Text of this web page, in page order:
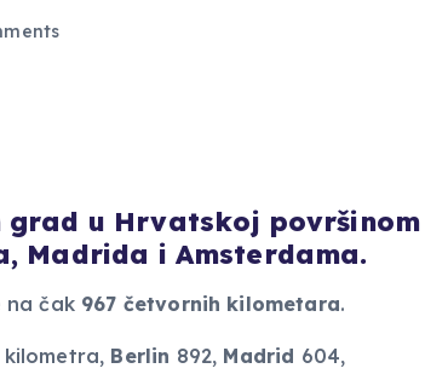
u Hrvatskoj površinom
Madrida i Amsterdama.
na čak 967 četvornih kilometara.
Berlin 892, Madrid 604,